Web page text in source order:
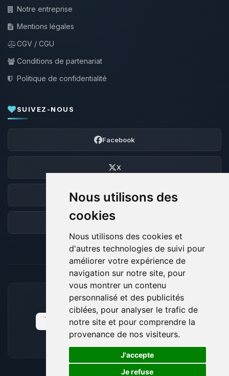
Nous utilisons des
cookies
Nous utilisons des cookies et
d'autres technologies de suivi pour
améliorer votre expérience de
navigation sur notre site, pour
vous montrer un contenu
personnalisé et des publicités
ciblées, pour analyser le trafic de
notre site et pour comprendre la
provenance de nos visiteurs.
J'accepte
Je refuse
Notre entreprise
Mentions légales
CGV / CGU
Conditions de partenariat
Politique de confidentialité
SUIVEZ-NOUS
Facebook
X
Discord
Forum
MOYENS DE PAIEMENT ACCEPTÉS
🍪